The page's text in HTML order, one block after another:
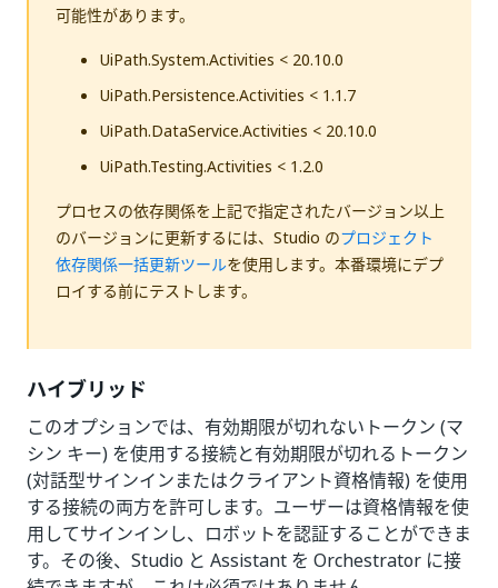
可能性があります。
UiPath.System.Activities < 20.10.0
UiPath.Persistence.Activities < 1.1.7
UiPath.DataService.Activities < 20.10.0
UiPath.Testing.Activities < 1.2.0
プロセスの依存関係を上記で指定されたバージョン以上
のバージョンに更新するには、Studio のプロジェクト
依存関係一括更新ツールを使用します。本番環境にデプ
ロイする前にテストします。
ハイブリッド
このオプションでは、有効期限が切れないトークン (マ
シン キー) を使用する接続と有効期限が切れるトークン
(対話型サインインまたはクライアント資格情報) を使用
する接続の両方を許可します。ユーザーは資格情報を使
用してサインインし、ロボットを認証することができま
す。その後、Studio と Assistant を Orchestrator に接